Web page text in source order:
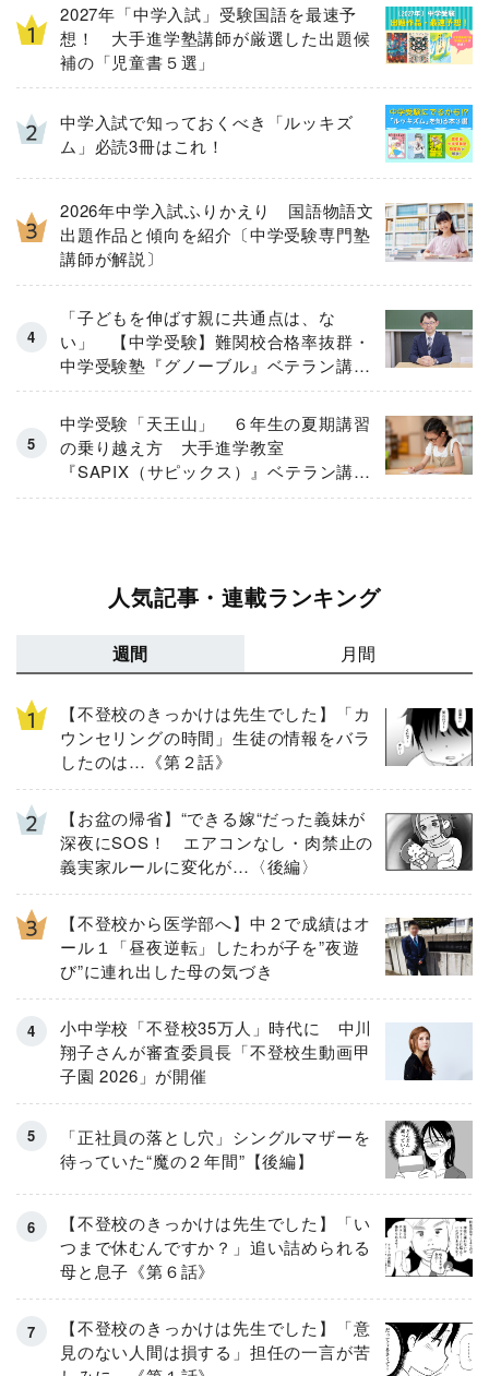
2027年「中学入試」受験国語を最速予
想！ 大手進学塾講師が厳選した出題候
補の「児童書５選」
中学入試で知っておくべき「ルッキズ
ム」必読3冊はこれ！
2026年中学入試ふりかえり 国語物語文
出題作品と傾向を紹介〔中学受験専門塾
講師が解説〕
「子どもを伸ばす親に共通点は、な
い」 【中学受験】難関校合格率抜群・
中学受験塾『グノーブル』ベテラン講師
が「保護者のお悩み」にガチ回答！
中学受験「天王山」 ６年生の夏期講習
の乗り越え方 大手進学教室
『SAPIX（サピックス）』ベテラン講師
が伝授
人気記事・連載ランキング
週間 月間
【不登校のきっかけは先生でした】「カ
ウンセリングの時間」生徒の情報をバラ
したのは…《第２話》
【お盆の帰省】“できる嫁“だった義妹が
深夜にSOS！ エアコンなし・肉禁止の
義実家ルールに変化が…〈後編〉
【不登校から医学部へ】中２で成績はオ
ール１「昼夜逆転」したわが子を”夜遊
び”に連れ出した母の気づき
小中学校「不登校35万人」時代に 中川
翔子さんが審査委員長「不登校生動画甲
子園 2026」が開催
「正社員の落とし穴」シングルマザーを
待っていた“魔の２年間”【後編】
【不登校のきっかけは先生でした】「い
つまで休むんですか？」追い詰められる
母と息子《第６話》
【不登校のきっかけは先生でした】「意
見のない人間は損する」担任の一言が苦